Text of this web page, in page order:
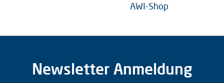
AWI-Shop
Newsletter Anmeldung